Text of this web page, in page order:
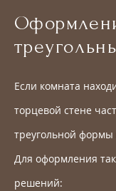
Если комната
торцевой стене
треугольной
Для оформления
решений: